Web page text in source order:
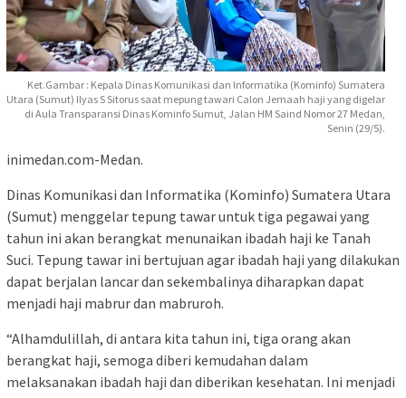
Ket.Gambar : Kepala Dinas Komunikasi dan Informatika (Kominfo) Sumatera
Utara (Sumut) Ilyas S Sitorus saat mepung tawari Calon Jemaah haji yang digelar
di Aula Transparansi Dinas Kominfo Sumut, Jalan HM Saind Nomor 27 Medan,
Senin (29/5).
inimedan.com-Medan.
Dinas Komunikasi dan Informatika (Kominfo) Sumatera Utara
(Sumut) menggelar tepung tawar untuk tiga pegawai yang
tahun ini akan berangkat menunaikan ibadah haji ke Tanah
Suci. Tepung tawar ini bertujuan agar ibadah haji yang dilakukan
dapat berjalan lancar dan sekembalinya diharapkan dapat
menjadi haji mabrur dan mabruroh.
“Alhamdulillah, di antara kita tahun ini, tiga orang akan
berangkat haji, semoga diberi kemudahan dalam
melaksanakan ibadah haji dan diberikan kesehatan. Ini menjadi